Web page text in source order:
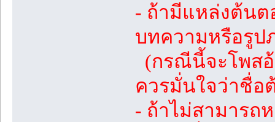
- ถ้ามีแหล่งต้นต
บทความหรือรูป
(กรณีนี้จะโพสอ้
ควรมั่นใจว่าชื่อ
- ถ้าไม่สามารถ